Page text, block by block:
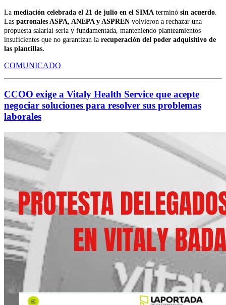
La mediación celebrada el 21 de julio en el SIMA terminó sin acuerdo.
Las patronales ASPA, ANEPA y ASPREN volvieron a rechazar una
propuesta salarial seria y fundamentada, manteniendo planteamientos
insuficientes que no garantizan la recuperación del poder adquisitivo de
las plantillas.
COMUNICADO
CCOO exige a Vitaly Health Service que acepte
negociar soluciones para resolver sus problemas
laborales